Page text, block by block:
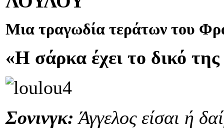
Μια τραγωδία τεράτων του
«Η σάρκα έχει το δικό
Σονινγκ: Άγγελος είσαι ή